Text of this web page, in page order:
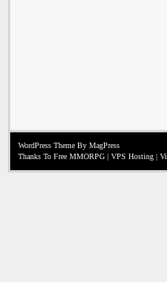
WordPress Theme By MagPress
Thanks To Free MMORPG | VPS Hosting |